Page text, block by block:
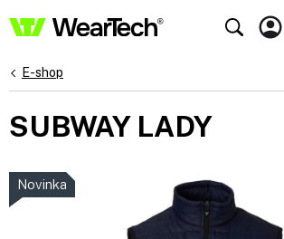
na
E-shop
SUBWAY LADY
Novinka